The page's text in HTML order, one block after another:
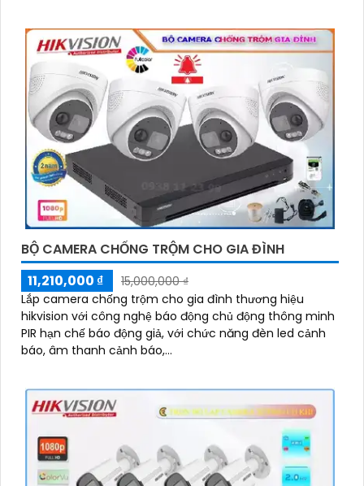
BỘ CAMERA CHỐNG TRỘM CHO GIA ĐÌNH
11,210,000 ₫
15,000,000 ₫
Lắp camera chống trộm cho gia đình thương hiệu
hikvision với công nghệ báo động chủ động thông minh
PIR hạn chế báo động giả, với chức năng đèn led cảnh
báo, âm thanh cảnh báo,...